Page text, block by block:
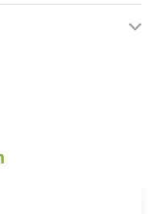
Borg
Orscholz